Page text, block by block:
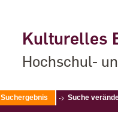
Kulturelles
Hochschul-
Suchergebnis Suche